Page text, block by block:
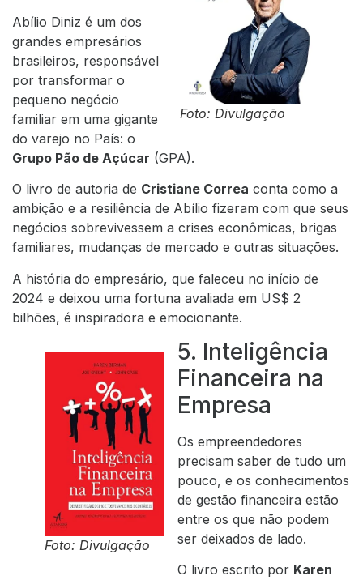
Foto: Divulgação
Abílio Diniz é um dos
grandes empresários
brasileiros, responsável
por transformar o
pequeno negócio
familiar em uma gigante
do varejo no País: o
Grupo Pão de Açúcar (GPA).
O livro de autoria de Cristiane Correa conta como a
ambição e a resiliência de Abílio fizeram com que seus
negócios sobrevivessem a crises econômicas, brigas
familiares, mudanças de mercado e outras situações.
A história do empresário, que faleceu no início de
2024 e deixou uma fortuna avaliada em US$ 2
bilhões, é inspiradora e emocionante.
Foto: Divulgação
5. Inteligência
Financeira na
Empresa
Os empreendedores
precisam saber de tudo um
pouco, e os conhecimentos
de gestão financeira estão
entre os que não podem
ser deixados de lado.
O livro escrito por Karen